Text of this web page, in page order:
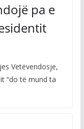
pa e
Vetëvendosje,
“do të mund ta